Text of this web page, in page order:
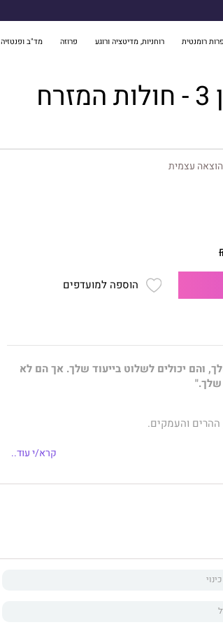
רומנטית רוחניות, מדיטציה ורוגע פרוזה מד"ב ופנטזיה
הוצאה עצמית
הוספה למועדפים
והם יכולים לשלוט בייעוד שלך. אך הם לא
שלך."
והעמקים.
ריגושים, בידיעה שלעולם לא אמצא את
טלטלה את עולמי ושמטה את הקרקע
ותחת זהות בדויה.
קרא/י עוד..